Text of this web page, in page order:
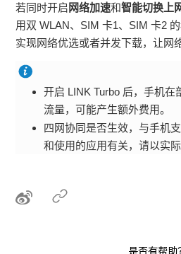
若同时开启 网络加速和智能切换上
用双WLAN、SIM 卡1、SIM 卡2
实现网络优选或者并发下载，让网
开启 LINK Turbo 后，手机在
流量，可能产生额外费用。
四网协同是否生效，与手机
和使用的应用有关，请以实际
是否有帮助